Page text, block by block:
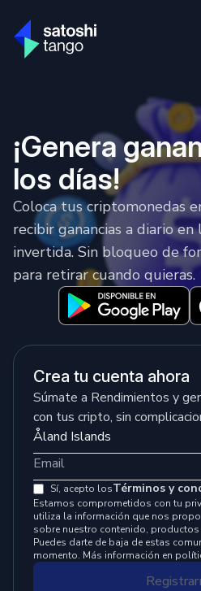
¡Genera
los días!
Coloca tus criptomonedas
recibir ganancias a diario
invertida. Sin bloqueo de
para retirar cuando quieras.
Crea tu cuenta ahora
Súmate a Rendimientos y
con tus cripto, sin
Sí, acepto losTérminos y
Estamos comprometidos con tu
utiliza la información que nos
sobre nuestro contenido, productos
Puedes darte de baja de estas
momento. Más información en